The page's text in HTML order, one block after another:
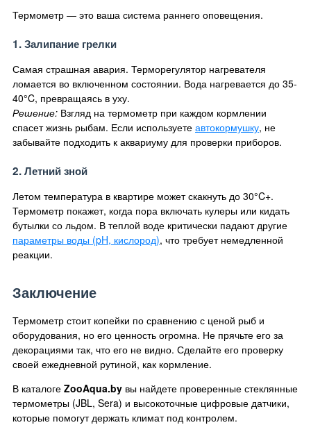
Термометр — это ваша система раннего оповещения.
1. Залипание грелки
Самая страшная авария. Терморегулятор нагревателя
ломается во включенном состоянии. Вода нагревается до 35-
40°C, превращаясь в уху.
Решение: Взгляд на термометр при каждом кормлении
спасет жизнь рыбам. Если используете автокормушку, не
забывайте подходить к аквариуму для проверки приборов.
2. Летний зной
Летом температура в квартире может скакнуть до 30°C+.
Термометр покажет, когда пора включать кулеры или кидать
бутылки со льдом. В теплой воде критически падают другие
параметры воды (pH, кислород), что требует немедленной
реакции.
Заключение
Термометр стоит копейки по сравнению с ценой рыб и
оборудования, но его ценность огромна. Не прячьте его за
декорациями так, что его не видно. Сделайте его проверку
своей ежедневной рутиной, как кормление.
В каталоге ZooAqua.by вы найдете проверенные стеклянные
термометры (JBL, Sera) и высокоточные цифровые датчики,
которые помогут держать климат под контролем.